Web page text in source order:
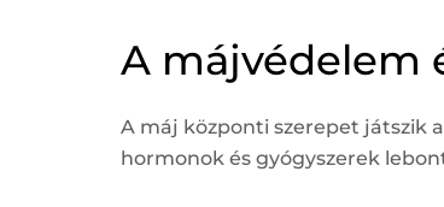
A májvédelem
A máj központi szerepet játszik
hormonok és gyógyszerek